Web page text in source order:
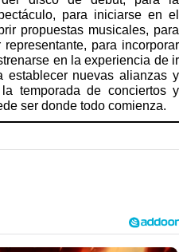
para iniciarse en el
propuestas musicales, para
para incorporar
en la experiencia de ir
establecer nuevas alianzas y
temporada de conciertos y
ser donde todo comienza.